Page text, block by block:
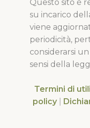
Questo sito è
su incarico
viene
periodicità,
considerarsi
sensi della
Termini di
policy